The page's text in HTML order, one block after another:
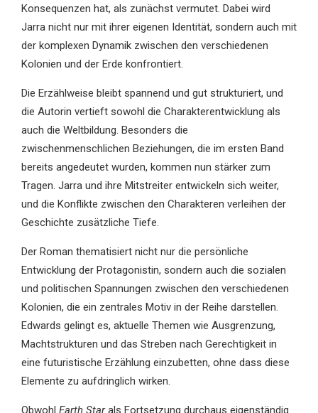
Konsequenzen hat, als zunächst vermutet. Dabei wird
Jarra nicht nur mit ihrer eigenen Identität, sondern auch mit
der komplexen Dynamik zwischen den verschiedenen
Kolonien und der Erde konfrontiert.
Die Erzählweise bleibt spannend und gut strukturiert, und
die Autorin vertieft sowohl die Charakterentwicklung als
auch die Weltbildung. Besonders die
zwischenmenschlichen Beziehungen, die im ersten Band
bereits angedeutet wurden, kommen nun stärker zum
Tragen. Jarra und ihre Mitstreiter entwickeln sich weiter,
und die Konflikte zwischen den Charakteren verleihen der
Geschichte zusätzliche Tiefe.
Der Roman thematisiert nicht nur die persönliche
Entwicklung der Protagonistin, sondern auch die sozialen
und politischen Spannungen zwischen den verschiedenen
Kolonien, die ein zentrales Motiv in der Reihe darstellen.
Edwards gelingt es, aktuelle Themen wie Ausgrenzung,
Machtstrukturen und das Streben nach Gerechtigkeit in
eine futuristische Erzählung einzubetten, ohne dass diese
Elemente zu aufdringlich wirken.
Obwohl Earth Starals Fortsetzung durchaus eigenständig